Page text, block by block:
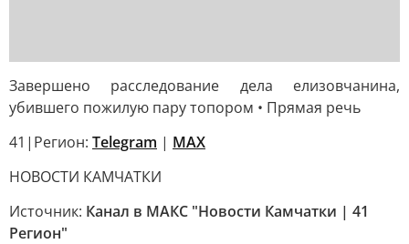
Завершено расследование дела елизовчанина,
убившего пожилую пару топором • Прямая речь
41|Регион: Telegram | MAX
НОВОСТИ КАМЧАТКИ
Источник: Канал в МАКС "Новости Камчатки | 41
Регион"